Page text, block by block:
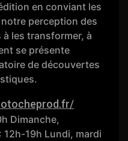
en conviant les
perception des
les transformer, à
se présente
de découvertes
Dimanche,
19h Lundi, mardi